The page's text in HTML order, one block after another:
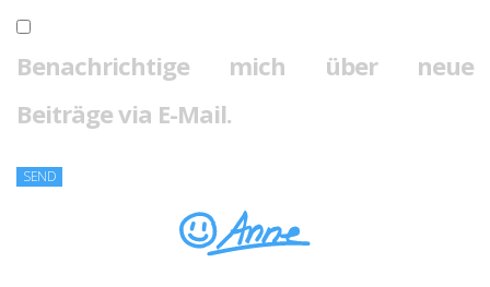
Benachrichtige mich über neue
Beiträge via E-Mail.